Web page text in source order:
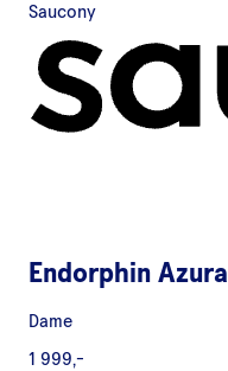
Saucony
Endorphin Azura
Dame
1 999,-